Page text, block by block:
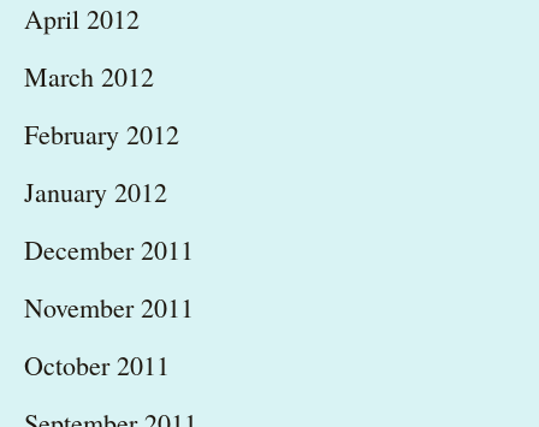
April 2012
March 2012
February 2012
January 2012
December 2011
November 2011
October 2011